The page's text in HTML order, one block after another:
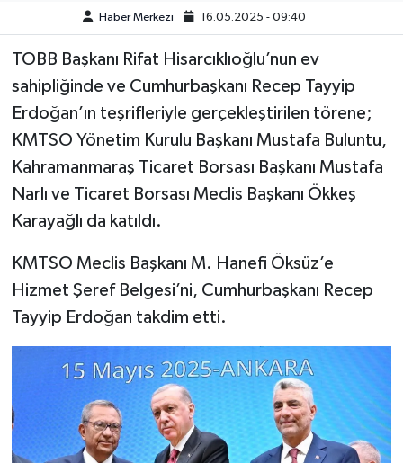
Haber Merkezi 16.05.2025 - 09:40
TOBB Başkanı Rifat Hisarcıklıoğlu’nun ev
sahipliğinde ve Cumhurbaşkanı Recep Tayyip
Erdoğan’ın teşrifleriyle gerçekleştirilen törene;
KMTSO Yönetim Kurulu Başkanı Mustafa Buluntu,
Kahramanmaraş Ticaret Borsası Başkanı Mustafa
Narlı ve Ticaret Borsası Meclis Başkanı Ökkeş
Karayağlı da katıldı.
KMTSO Meclis Başkanı M. Hanefi Öksüz’e
Hizmet Şeref Belgesi’ni, Cumhurbaşkanı Recep
Tayyip Erdoğan takdim etti.
TREND
MEDYA
OTOMOTİV
TEKNOLOJİ
YAŞAM